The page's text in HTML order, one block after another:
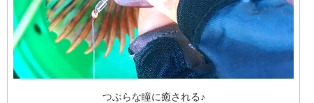
つぶらな瞳に癒される♪